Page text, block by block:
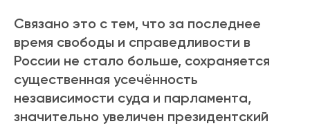
Связано это с тем, что за последнее
время свободы и справедливости в
России не стало больше, сохраняется
существенная усечённость
независимости суда и парламента,
значительно увеличен президентский